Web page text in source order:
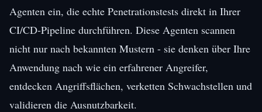
Agenten ein, die echte Penetrationstests direkt in Ihrer
CI/CD-Pipeline durchführen. Diese Agenten scannen
nicht nur nach bekannten Mustern - sie denken über Ihre
Anwendung nach wie ein erfahrener Angreifer,
entdecken Angriffsflächen, verketten Schwachstellen und
validieren die Ausnutzbarkeit.